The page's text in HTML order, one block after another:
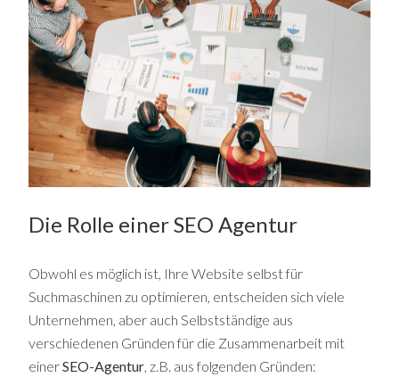
Die Rolle einer SEO Agentur
Obwohl es möglich ist, Ihre Website selbst für
Suchmaschinen zu optimieren, entscheiden sich viele
Unternehmen, aber auch Selbstständige aus
verschiedenen Gründen für die Zusammenarbeit mit
einerSEO-Agentur, z.B. aus folgenden Gründen: